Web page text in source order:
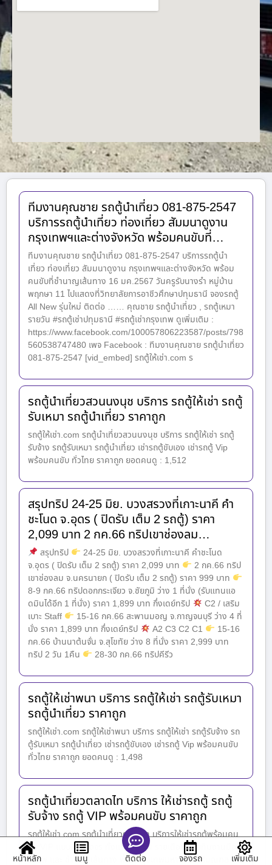
ทีมงานคุณชาย รถตู้นำเที่ยว 081-875-2547
บริการรถตู้นำเที่ยว ท่องเที่ยว สัมมนาดูงาน
กรุงเทพฯและต่างจังหวัด พร้อมคนขับที่…
ทีมงานคุณชาย รถตู้นำเที่ยว 081-875-2547 บริการรถตู้นำ
เที่ยว ท่องเที่ยว สัมมนาดูงาน กรุงเทพฯและต่างจังหวัด พร้อม
คนขับที่ชำนาญเส้นทาง 16 มค.2567 วันครูรับนางรำ หมู่บ้าน
พฤกษา 11 ไปแสดงที่วิทยาลัยการอาชีวศึกษาปทุมธานี จองรถตู้
All New รุ่นใหม่ ติดต่อ …… คุณชาย รถตู้นำเที่ยว , รถตู้เหมา
รายวัน #รถตู้เช่าปทุมธานี #รถตู้เช่ากรุงเทพ ดูเพิ่มเติม :
https://www.facebook.com/100057806223587/posts/798
560538747480 เพจ Facebook : ทีมงานคุณชาย รถตู้นำเที่ยว
081-875-2547 [vid_embed] รถตู้ให้เช่า.com ร
รถตู้นำเที่ยวสวนนงนุช บริการ รถตู้ให้เช่า รถตู้
รับเหมา รถตู้นำเที่ยว ราคาถูก
รถตู้ให้เช่า.com รถตู้นำเที่ยวสวนนงนุช บริการ รถตู้ให้เช่า รถตู้
รับจ้าง รถตู้รับเหมา รถตู้นำเที่ยว เช่ารถตู้ขับเอง เช่ารถตู้ Vip
พร้อมคนขับ ทั่วไทย ราคาถูก ยอดคนดู : 1,512
สรุปทริป 24-25 มิย. บวงสรวงที่เกาะนาคี คำ
ชะโนด จ.อุดร ( ปิดรับ เต็ม 2 รถตู้) ราคา
2,099 บาท 2 กค.66 ทริปเขาช่องลม…
สรุปทริป
24-25 มิย. บวงสรวงที่เกาะนาคี คำชะโนด
จ.อุดร ( ปิดรับ เต็ม 2 รถตู้) ราคา 2,099 บาท
2 กค.66 ทริป
เขาช่องลม จ.นครนายก ( ปิดรับ เต็ม 2 รถตู้) ราคา 999 บาท
8-9 กค.66 ทริปดอกกระเจียว จ.ชัยภูมิ ว่าง 1 ที่นั่ง (รับแทนแอ
ดมินได้อีก 1 ที่นั่ง) ราคา 1,899 บาท กึ่งเดย์ทริป
C2 / เสริม
เบาะ Staff
15-16 กค.66 สะพานมอญ จ.กาญจนบุรี ว่าง 4 ที่
นั่ง ราคา 1,899 บาท กึ่งเดย์ทริป
A2 C3 C2 C1
15-16
กค.66 บ้านนาต้นจั่น จ.สุโขทัย ว่าง 8 ที่นั่ง ราคา 2,999 บาท
ทริป 2 วัน 1คืน
28-30 กค.66 ทริปคีรีว
รถตู้ให้เช่าพนา บริการ รถตู้ให้เช่า รถตู้รับเหมา
รถตู้นำเที่ยว ราคาถูก
รถตู้ให้เช่า.com รถตู้ให้เช่าพนา บริการ รถตู้ให้เช่า รถตู้รับจ้าง รถ
ตู้รับเหมา รถตู้นำเที่ยว เช่ารถตู้ขับเอง เช่ารถตู้ Vip พร้อมคนขับ
ทั่วไทย ราคาถูก ยอดคนดู : 1,498
รถตู้นำเที่ยวตลาดไท บริการ ให้เช่ารถตู้ รถตู้
รับจ้าง รถตู้ VIP พร้อมคนขับ ราคาถูก
รถตู้ให้เช่า.com รถตู้นำเที่ยวตลาดไท บริการให้เช่ารถตู้พร้อมคน
ขับ VIP แบบครบวงจร ทั้งแบบรายวัน รายเดือน โดยทีมงานมือ
อาชีพ และ ชำนาญเส้นทาง พื้นที่กรุงเทพมหานคร ปริมณฑล และ
หน้าหลัก เมนู ติดต่อ จองรถ เพิ่มเติม